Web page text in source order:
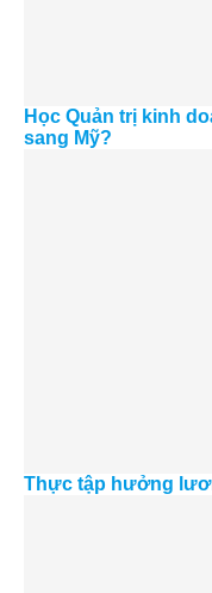
Học Quản trị kinh
sang Mỹ?
Thực tập hưởng